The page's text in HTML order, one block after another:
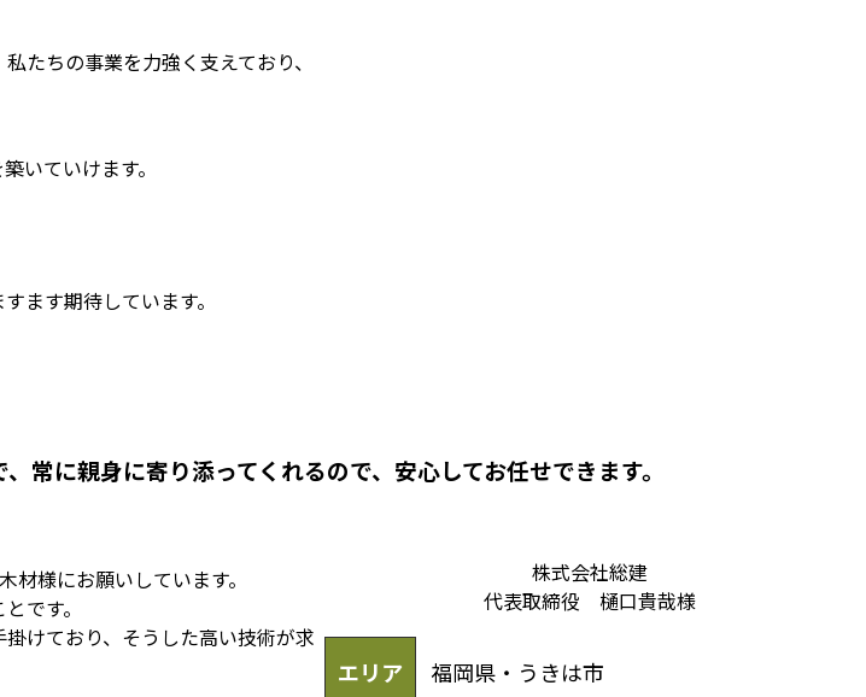
たちの事業を力強く支えており、
いていけます。
ます期待しています。
常に親身に寄り添ってくれるので、安心してお任せできます。
様にお願いしています。
です。
けており、そうした高い技術が求
株式会社総建
代表取締役 樋口貴哉様
エリア 福岡県・うきは市